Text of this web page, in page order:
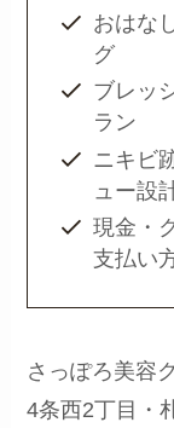
おはな
グ
ブレッ
ラン
ニキビ
ュー設
現金・
支払い
さっぽろ美容
4条西2丁目・